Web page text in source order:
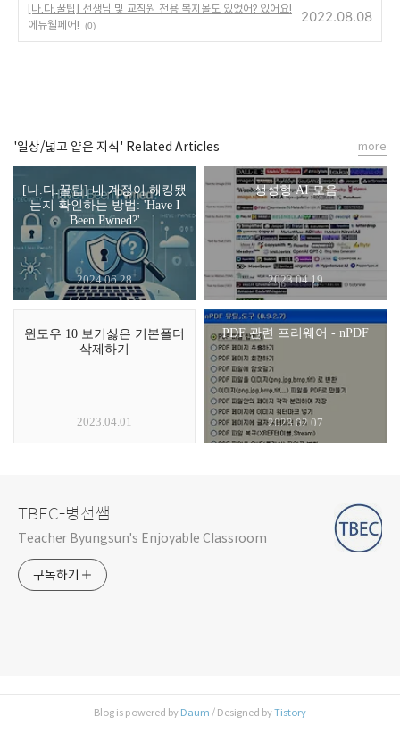
[나.다.꿀팁] 선생님 및 교직원 전용 복지몰도 있었어? 있어요!
에듀웰페어!
(0)
2022.08.08
'일상/넓고 얕은 지식' Related Articles
[나.다.꿀팁] 내 계정이 해킹됐
는지 확인하는 방법: 'Have I
Been Pwned?'
2024.06.28
생성형 AI 모음
2023.04.19
윈도우 10 보기싫은 기본폴더
삭제하기
2023.04.01
PDF 관련 프리웨어 - nPDF
2023.02.07
more
TBEC-병선쌤
Teacher Byungsun's Enjoyable Classroom
구독하기
Blog is powered by Daum / Designed byTistory